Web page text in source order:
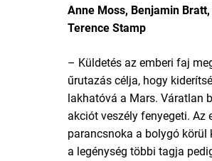
Anne Moss, Benjamin
Terence Stamp
– Küldetés az emberi faj
űrutazás célja, hogy
lakhatóvá a Mars. Váratlan
akciót veszély fenyegeti. Az
parancsnoka a bolygó körül
a legénység többi tagja